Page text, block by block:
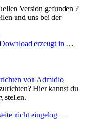
Version gefunden ?
und uns bei der
erzeugt in …
von Admidio
Hier kannst du
stellen.
nicht eingelog…